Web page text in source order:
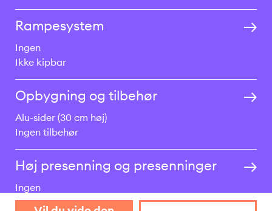
Rampesystem
Ingen
Ikke kipbar
Opbygning og tilbehør
Alu-sider (30 cm høj)
Ingen tilbehør
Høj presenning og presenninger
Ingen